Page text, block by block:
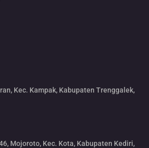
Kec. Kampak, Kabupaten Trenggalek,
Mojoroto, Kec. Kota, Kabupaten Kediri,